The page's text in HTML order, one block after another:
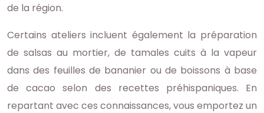
de la région.
Certains ateliers incluent également la préparation
de salsas au mortier, de tamales cuits à la vapeur
dans des feuilles de bananier ou de boissons à base
de cacao selon des recettes préhispaniques. En
repartant avec ces connaissances, vous emportez un